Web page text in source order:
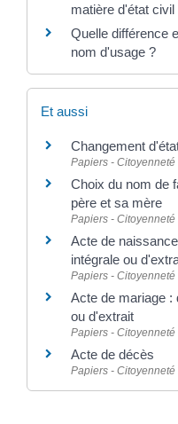
matière d'état civil
Quelle différence
nom d'usage ?
Et aussi
Changement
Papiers - Citoyenneté
Choix du nom de
père et sa mère
Papiers - Citoyenneté
Acte de
intégrale ou
Papiers - Citoyenneté
Acte de mariage :
ou d'extrait
Papiers - Citoyenneté
Acte de décès
Papiers - Citoyenneté